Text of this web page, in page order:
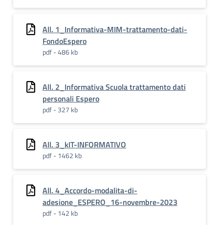
All. 1_Informativa-MIM-trattamento-dati-
FondoEspero
pdf - 486 kb
All. 2_Informativa Scuola trattamento dati
personali Espero
pdf - 327 kb
All. 3_kIT-INFORMATIVO
pdf - 1462 kb
All. 4_Accordo-modalita-di-
adesione_ESPERO_16-novembre-2023
pdf - 142 kb